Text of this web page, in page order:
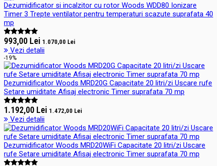
Dezumidificator si incalzitor cu rotor Woods WDD80 Ionizare
Timer 3 Trepte ventilator pentru temperaturi scazute suprafata 40
mp
993,00 Lei 1.070,00 Lei
Vezi detalii
-19%
Dezumidificator Woods MRD20G Capacitate 20 litri/zi Uscare rufe
Setare umiditate Afisaj electronic Timer suprafata 70 mp
1.192,00 Lei 1.472,00 Lei
Vezi detalii
Dezumidificator Woods MRD20WiFi Capacitate 20 litri/zi Uscare
rufe Setare umiditate Afisaj electronic Timer suprafata 70 mp